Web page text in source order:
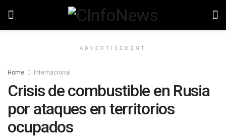
ADVERTISEMENT
Home Internacional
Crisis de combustible en Rusia
por ataques en territorios
ocupados